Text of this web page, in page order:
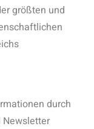
größten und
durch
Newsletter